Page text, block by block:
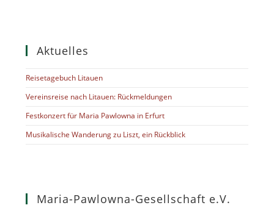
Aktuelles
Reisetagebuch Litauen
Vereinsreise nach Litauen: Rückmeldungen
Festkonzert für Maria Pawlowna in Erfurt
Musikalische Wanderung zu Liszt, ein Rückblick
Maria-Pawlowna-Gesellschaft e.V.